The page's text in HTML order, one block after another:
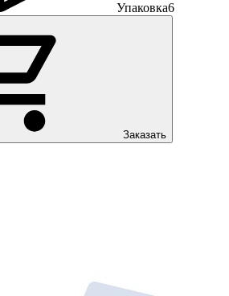
Упаковка6
Заказать